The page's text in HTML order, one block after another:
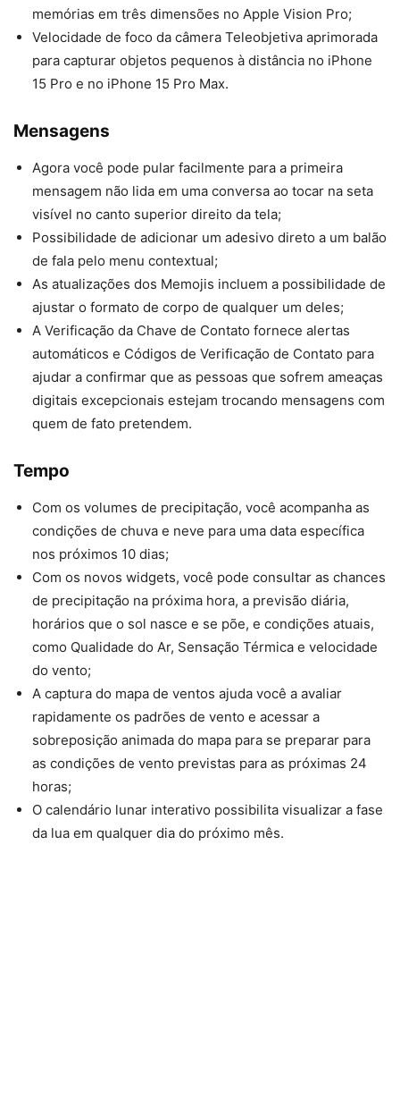
memórias em três dimensões no Apple Vision Pro;
Velocidade de foco da câmera Teleobjetiva aprimorada
para capturar objetos pequenos à distância no iPhone
15 Pro e no iPhone 15 Pro Max.
Mensagens
Agora você pode pular facilmente para a primeira
mensagem não lida em uma conversa ao tocar na seta
visível no canto superior direito da tela;
Possibilidade de adicionar um adesivo direto a um balão
de fala pelo menu contextual;
As atualizações dos Memojis incluem a possibilidade de
ajustar o formato de corpo de qualquer um deles;
A Verificação da Chave de Contato fornece alertas
automáticos e Códigos de Verificação de Contato para
ajudar a confirmar que as pessoas que sofrem ameaças
digitais excepcionais estejam trocando mensagens com
quem de fato pretendem.
Tempo
Com os volumes de precipitação, você acompanha as
condições de chuva e neve para uma data específica
nos próximos 10 dias;
Com os novos widgets, você pode consultar as chances
de precipitação na próxima hora, a previsão diária,
horários que o sol nasce e se põe, e condições atuais,
como Qualidade do Ar, Sensação Térmica e velocidade
do vento;
A captura do mapa de ventos ajuda você a avaliar
rapidamente os padrões de vento e acessar a
sobreposição animada do mapa para se preparar para
as condições de vento previstas para as próximas 24
horas;
O calendário lunar interativo possibilita visualizar a fase
da lua em qualquer dia do próximo mês.